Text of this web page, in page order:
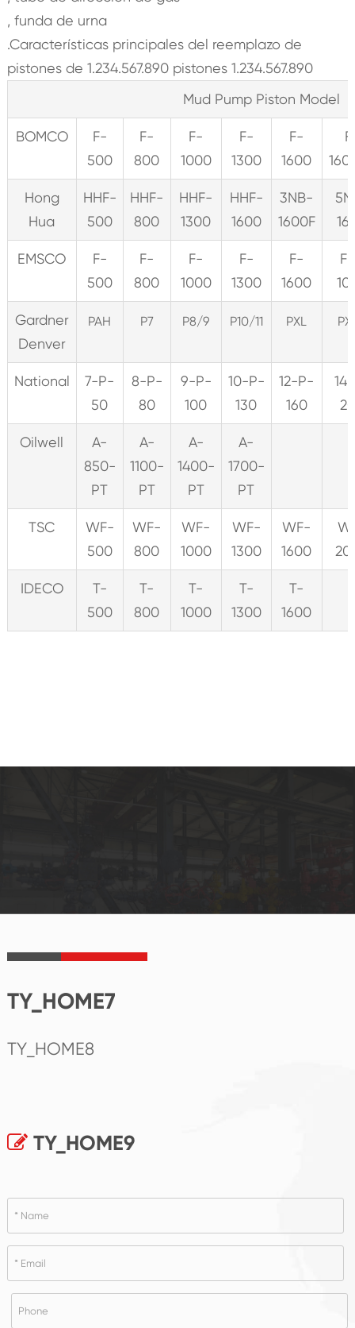
, funda de urna
.Características principales del reemplazo de
pistones de 1.234.567.890 pistones 1.234.567.890
Mud Pump Piston Model
BOMCO
F-
500
F-
800
F-
1000
F-
1300
F-
1600
Hong
Hua
HHF-
500
HHF-
800
HHF-
1300
HHF-
1600
3NB-
1600F
EMSCO
F-
500
F-
800
F-
1000
F-
1300
F-
1600
Gardner
Denver
PAH P7 P8/9 P10/11 PXL
National
7-P-
50
8-P-
80
9-P-
100
10-P-
130
12-P-
160
Oilwell
A-
850-
PT
A-
1100-
PT
A-
1400-
PT
A-
1700-
PT
TSC
WF-
500
WF-
800
WF-
1000
WF-
1300
WF-
1600
IDECO
T-
500
T-
800
T-
1000
T-
1300
T-
1600
TY_HOME7
TY_HOME8
TY_HOME9